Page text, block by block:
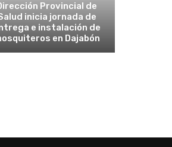
Provincial de
inicia jornada de
e instalación de
en Dajabón